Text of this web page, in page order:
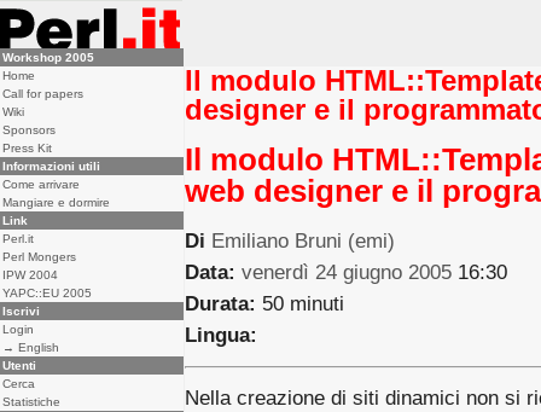
Il modulo
designer e il
Il modulo
web designer e il
Di Emiliano Bruni (‎emi‎)
Data: venerdì 24 giugno 2005 16:30
Durata: 50 minuti
Lingua:
Nella creazione di siti dinamici non si
Workshop 2005
Home
Call for papers
Wiki
Sponsors
Press Kit
Informazioni utili
Come arrivare
Mangiare e dormire
Link
Perl.it
Perl Mongers
IPW 2004
YAPC::EU 2005
Iscrivi
Login
→ English
Utenti
Cerca
Statistiche